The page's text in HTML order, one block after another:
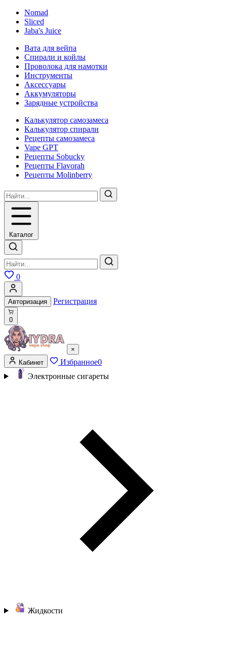
Nomad
Sliced
Jaba's Juice
Вата для вейпа
Спирали и койлы
Проволока для намотки
Инструменты
Аксесcуары
Аккумуляторы
Зарядные устройства
Калькулятор самозамеса
Калькулятор спирали
Рецепты самозамеса
Vape GPT
Рецепты Sobucky
Рецепты Flavorah
Рецепты Molinberry
Каталог
0
Авторизация Регистрация
0
×
Кабинет
Избранное0
Электронные сигареты
Жидкости